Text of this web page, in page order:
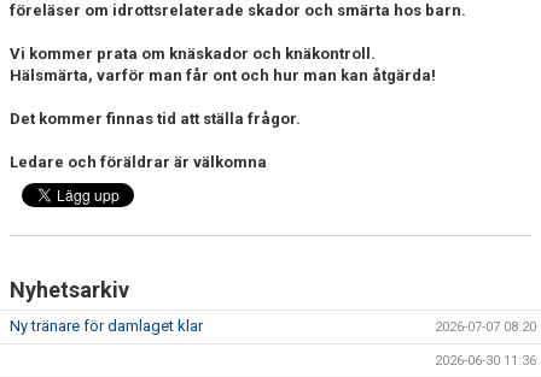
föreläser om idrottsrelaterade skador och smärta hos barn.
Vi kommer prata om knäskador och knäkontroll.
Hälsmärta, varför man får ont och hur man kan åtgärda!
Det kommer finnas tid att ställa frågor.
Ledare och föräldrar är välkomna
Nyhetsarkiv
Ny tränare för damlaget klar 2026-07-07 08:20
2026-06-30 11:36